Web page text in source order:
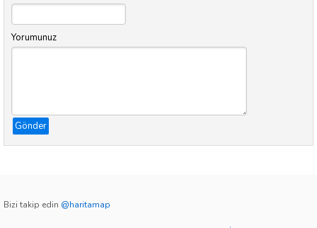
Yorumunuz
Gönder
Bizi takip edin @haritamap